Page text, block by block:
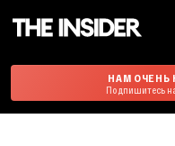
НАМ ОЧЕНЬ
Подпишитесь